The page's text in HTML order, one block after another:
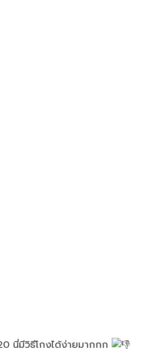
นี่มีวิธีโกงได้ง่ายมากกก